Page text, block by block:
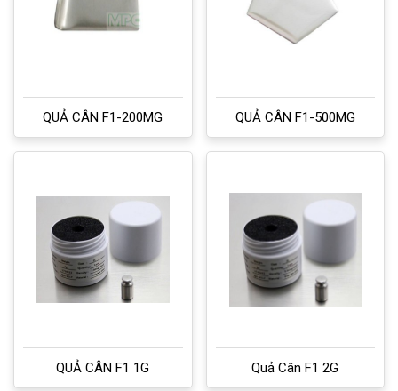
QUẢ CÂN F1-200MG QUẢ CÂN F1-500MG
QUẢ CÂN F1 1G Quả Cân F1 2G